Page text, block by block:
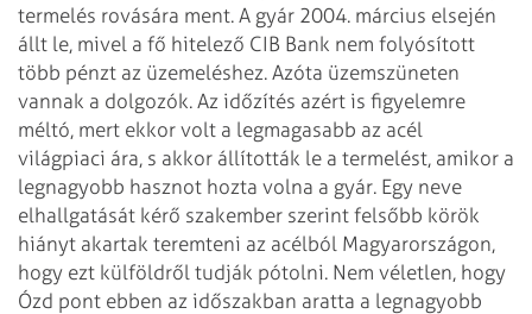
termelés rovására ment. A gyár 2004. március elsején
állt le, mivel a fő hitelező CIB Bank nem folyósított
több pénzt az üzemeléshez. Azóta üzemszüneten
vannak a dolgozók. Az időzítés azért is figyelemre
méltó, mert ekkor volt a legmagasabb az acél
világpiaci ára, s akkor állították le a termelést, amikor a
legnagyobb hasznot hozta volna a gyár. Egy neve
elhallgatását kérő szakember szerint felsőbb körök
hiányt akartak teremteni az acélból Magyarországon,
hogy ezt külföldről tudják pótolni. Nem véletlen, hogy
Ózd pont ebben az időszakban aratta a legnagyobb